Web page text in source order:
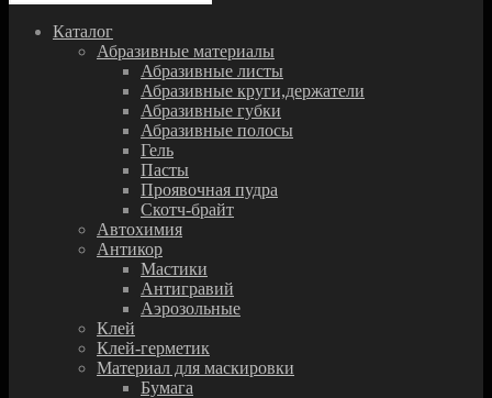
Каталог
Абразивные материалы
Абразивные листы
Абразивные круги,держатели
Абразивные губки
Абразивные полосы
Гель
Пасты
Проявочная пудра
Скотч-брайт
Автохимия
Антикор
Мастики
Антигравий
Аэрозольные
Клей
Клей-герметик
Материал для маскировки
Бумага